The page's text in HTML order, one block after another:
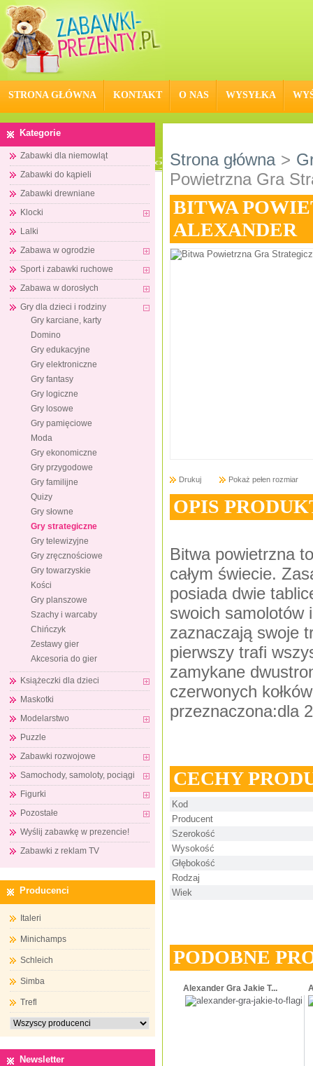
STRONA GŁÓWNA KONTAKT O NAS WYSYŁKA
Kategorie
Zabawki dla niemowląt
Zabawki do kąpieli
Zabawki drewniane
Klocki
Lalki
Zabawa w ogrodzie
Sport i zabawki ruchowe
Zabawa w dorosłych
Gry dla dzieci i rodziny
Gry karciane, karty
Domino
Gry edukacyjne
Gry elektroniczne
Gry fantasy
Gry logiczne
Gry losowe
Gry pamięciowe
Moda
Gry ekonomiczne
Gry przygodowe
Gry familijne
Quizy
Gry słowne
Gry strategiczne
Gry telewizyjne
Gry zręcznościowe
Gry towarzyskie
Kości
Gry planszowe
Szachy i warcaby
Chińczyk
Zestawy gier
Akcesoria do gier
Książeczki dla dzieci
Maskotki
Modelarstwo
Puzzle
Zabawki rozwojowe
Samochody, samoloty, pociągi
Figurki
Pozostałe
Wyślij zabawkę w prezencie!
Zabawki z reklam TV
Producenci
Italeri
Minichamps
Schleich
Simba
Trefl
Newsletter
Strona główna >
Powietrzna Gra
BITWA
ALEXANDER
Drukuj Pokaż pełen rozmiar
OPIS
Bitwa powietrzna
całym świecie.
posiada dwie
swoich samolotów
zaznaczają swoje
pierwszy trafi
zamykane
czerwonych
przeznaczona:dla
CECHY
Kod
Producent
Szerokość
Wysokość
Głębokość
Rodzaj
Wiek
PODOBNE
Alexander Gra Jakie T...